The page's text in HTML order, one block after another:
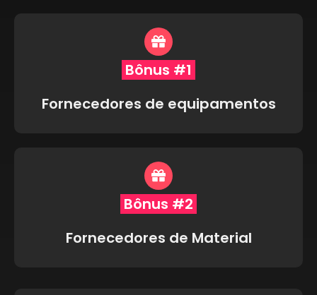
Bônus #1
Fornecedores de equipamentos
Bônus #2
Fornecedores de Material